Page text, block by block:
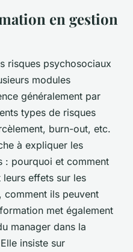
en gestion
risques psychosociaux
modules
généralement par
types de risques
burn-out, etc.
à expliquer les
: pourquoi et comment
effets sur les
comment ils peuvent
met également
manager dans la
insiste sur